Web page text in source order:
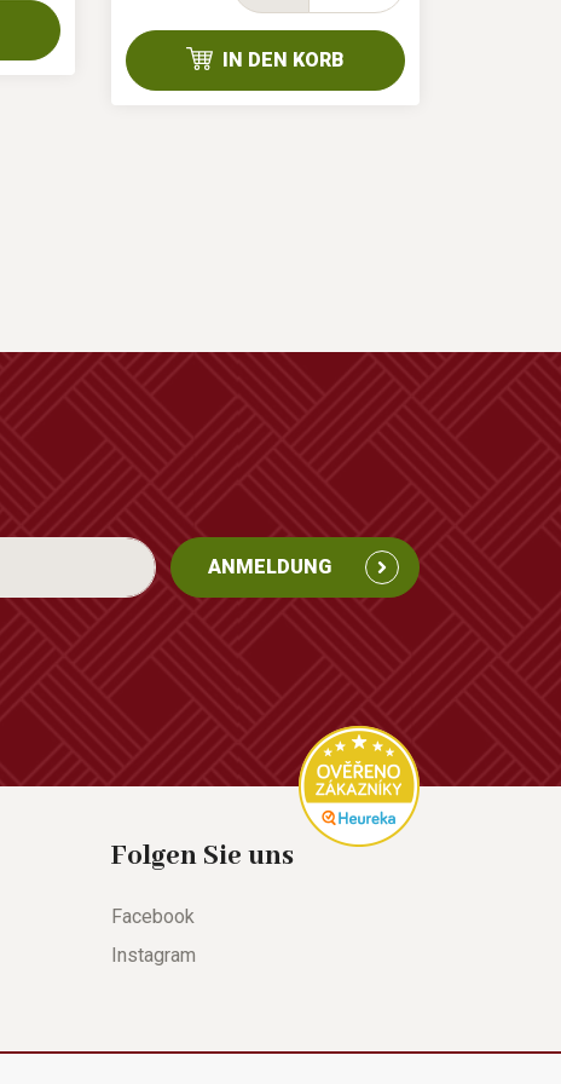
IN DEN KORB
ANMELDUNG
Folgen Sie uns
Facebook
Instagram